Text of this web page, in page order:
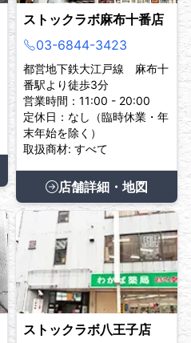
ストックラボ麻布十番店
03-6844-3423
都営地下鉄大江戸線 麻布十
番駅より徒歩3分
営業時間：11:00 - 20:00
定休日：なし（臨時休業・年
末年始を除く）
取扱商材: すべて
店舗詳細・地図
ストックラボ八王子店